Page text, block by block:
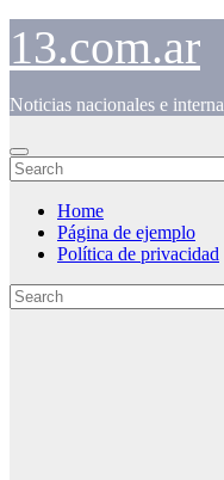
Skip
content
13.com.ar
Noticias nacionales e
Home
Página de ejemplo
Política de privacidad